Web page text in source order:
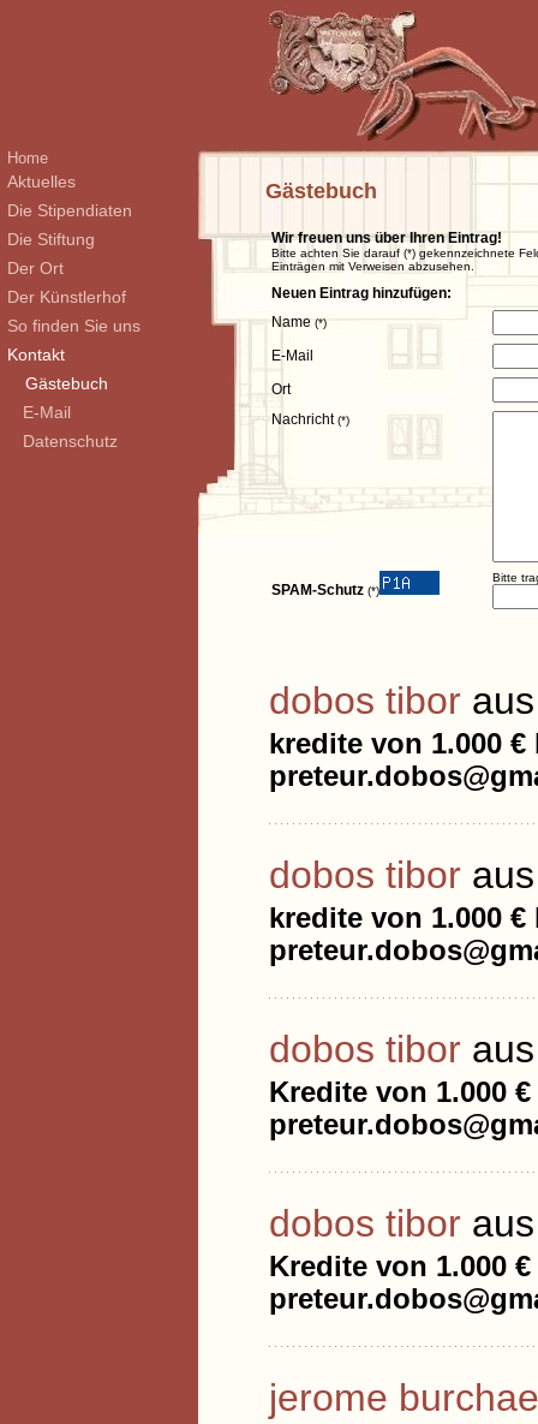
Home
Aktuelles
Die Stipendiaten
Die Stiftung
Der Ort
Der Künstlerhof
So finden Sie uns
Kontakt
Gästebuch
E-Mail
Datenschutz
Gästebuch
Wir freuen uns über Ihren Eintrag!
Bitte achten Sie darauf (*) gekennzeichnete
Einträgen mit Verweisen abzusehen.
Neuen Eintrag hinzufügen:
Name (*)
E-Mail
Ort
Nachricht(*)
SPAM-Schutz (*)
Bitte
dobos tibor
kredite von 1.000 €
dobos tibor
kredite von 1.000 €
dobos tibor
Kredite von 1.000
dobos tibor
Kredite von 1.000
jerome